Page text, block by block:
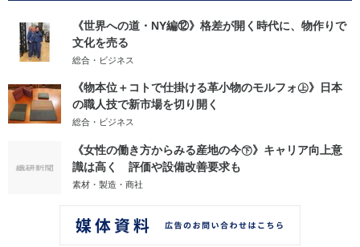
《世界への道・NY編⑫》格差が開く時代に、物作りで
文化を売る
総合・ビジネス
《物本位＋コトで仕掛ける革小物のモルフォ㊤》日本
の職人技で新市場を切り開く
総合・ビジネス
《女性の働き方からみる産地の今㊦》キャリア向上意
識は高く 評価や設備改善要求も
素材・製造・商社